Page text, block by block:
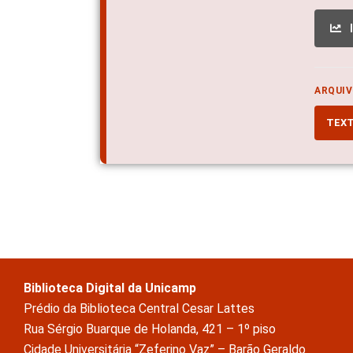
Biblioteca Digital da Unicamp
Prédio da Biblioteca Central Cesar Lattes
Rua Sérgio Buarque de Holanda, 421 – 1º piso
Cidade Universitária “Zeferino Vaz” – Barão Geraldo